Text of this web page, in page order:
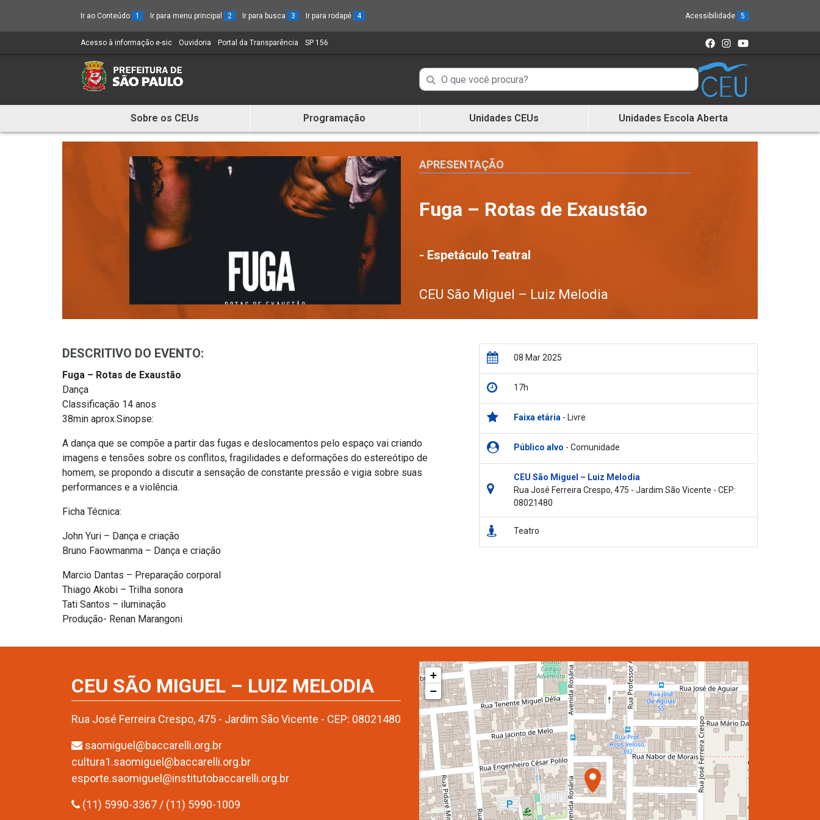
Ir ao Conteúdo 1 Ir para menu principal 2 Ir para busca 3 Ir para rodapé 4 Acessibilidade 5
Acesso à informação e-sic (Link
um
novo
Ouvidoria (Link
Portal da Transparência (Link
SP 156
Campo
de
de
informações
Campo
de
Busca
informações
e
Sobre os CEUs Programação Unidades CEUs Unidades Escola Aberta
APRESENTAÇÃO
Fuga – Rotas de Exaustão
- Espetáculo Teatral
CEU São Miguel – Luiz Melodia
DESCRITIVO DO EVENTO:
Fuga – Rotas de Exaustão
Dança
Classificação 14 anos
38min aprox.Sinopse:
A dança que se compõe a partir das fugas e deslocamentos pelo espaço vai criando
imagens e tensões sobre os conflitos, fragilidades e deformações do estereótipo de
homem, se propondo a discutir a sensação de constante pressão e vigia sobre suas
performances e a violência.
Ficha Técnica:
John Yuri – Dança e criação
Bruno Faowmanma – Dança e criação
Marcio Dantas – Preparação corporal
Thiago Akobi – Trilha sonora
Tati Santos – iluminação
Produção- Renan Marangoni
08 Mar 2025
17h
Faixa etária- Livre
Público alvo - Comunidade
CEU São Miguel – Luiz Melodia
Rua José Ferreira Crespo, 475 - Jardim São Vicente - CEP:
08021480
Teatro
CEU SÃO MIGUEL – LUIZ MELODIA
Rua José Ferreira Crespo, 475 - Jardim São Vicente - CEP: 08021480
saomiguel@baccarelli.org.br
cultura1.saomiguel@baccarelli.org.br
esporte.saomiguel@institutobaccarelli.org.br
(11) 5990-3367 / (11) 5990-1009
+
−